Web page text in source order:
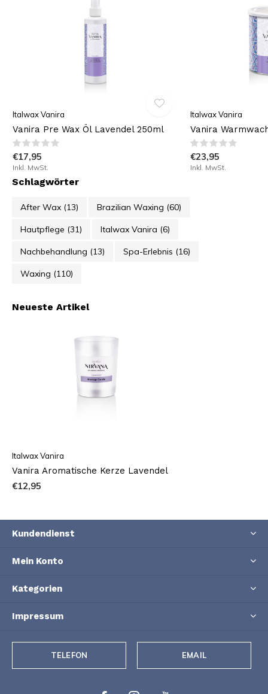
Italwax Vanira
Vanira Pre Wax Öl Lavendel 250ml
€17,95
Inkl. MwSt.
Italwax Vanira
Vanira
€23,95
Inkl. MwSt.
Schlagwörter
After Wax (13) Brazilian Waxing (60)
Hautpflege (31) Italwax Vanira (6)
Nachbehandlung (13) Spa-Erlebnis (16)
Waxing (110)
Neueste Artikel
Italwax Vanira
Vanira Aromatische Kerze Lavendel
€12,95
Kundendienst
Mein Konto
Kategorien
Impressum
TELEFON EMAIL